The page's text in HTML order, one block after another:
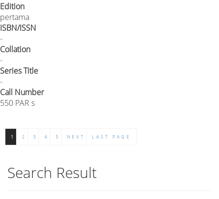
Edition
pertama
ISBN/ISSN
-
Collation
-
Series Title
-
Call Number
550 PAR s
1 2 3 4 5 NEXT LAST PAGE
Search Result